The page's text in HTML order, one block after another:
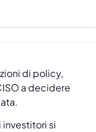
di policy,
a decidere
investitori si